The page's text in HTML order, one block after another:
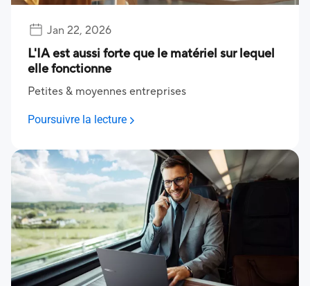
Jan 22, 2026
L'IA est aussi forte que le matériel sur lequel
elle fonctionne
Petites & moyennes entreprises
Poursuivre la lecture